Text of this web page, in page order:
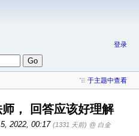
登录
于主题中查看
， 回答应该好理解
2022, 00:17 (1331 天前) @ 白金